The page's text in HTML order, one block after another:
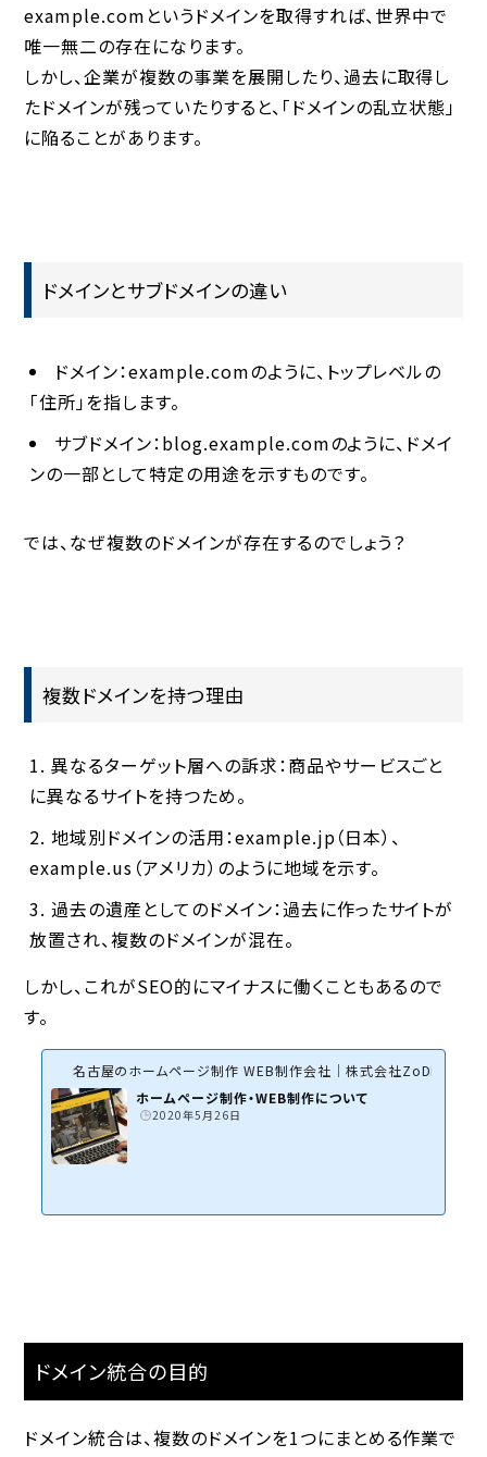
example.com というドメインを取得すれば、世界中で
唯一無二の存在になります。
しかし、企業が複数の事業を展開したり、過去に取得し
たドメインが残っていたりすると、「ドメインの乱立状態」
に陥ることがあります。
ドメインとサブドメインの違い
ドメイン：example.comのように、トップレベルの
「住所」を指します。
サブドメイン：blog.example.comのように、ドメイ
ンの一部として特定の用途を示すものです。
では、なぜ複数のドメインが存在するのでしょう？
複数ドメインを持つ理由
異なるターゲット層への訴求：商品やサービスごと
に異なるサイトを持つため。
地域別ドメインの活用：example.jp（日本）、
example.us （アメリカ）のように地域を示す。
過去の遺産としてのドメイン：過去に作ったサイトが
放置され、複数のドメインが混在。
しかし、これがSEO的にマイナスに働くこともあるので
す。
名古屋のホームページ制作 WEB制作会社｜株式会社ZoDDo
ホームページ制作・WEB制作について
2020年5月26日
ドメイン統合の目的
ドメイン統合は、複数のドメインを1つにまとめる作業で